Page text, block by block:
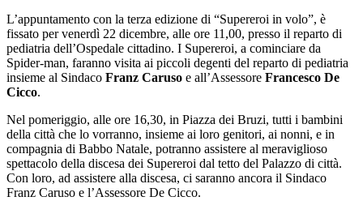
L’appuntamento con la terza edizione di “Supereroi in volo”, è
fissato per venerdì 22 dicembre, alle ore 11,00, presso il reparto di
pediatria dell’Ospedale cittadino. I Supereroi, a cominciare da
Spider-man, faranno visita ai piccoli degenti del reparto di pediatria
insieme al Sindaco Franz Caruso e all’Assessore Francesco De
Cicco.
Nel pomeriggio, alle ore 16,30, in Piazza dei Bruzi, tutti i bambini
della città che lo vorranno, insieme ai loro genitori, ai nonni, e in
compagnia di Babbo Natale, potranno assistere al meraviglioso
spettacolo della discesa dei Supereroi dal tetto del Palazzo di città.
Con loro, ad assistere alla discesa, ci saranno ancora il Sindaco
Franz Caruso e l’Assessore De Cicco.